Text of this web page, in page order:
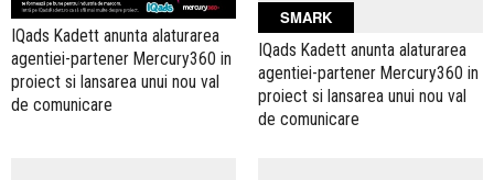
IQads Kadett anunta alaturarea
agentiei-partener Mercury360 in
proiect si lansarea unui nou val
de comunicare
SMARK
IQads Kadett anunta alaturarea
agentiei-partener Mercury360 in
proiect si lansarea unui nou val
de comunicare